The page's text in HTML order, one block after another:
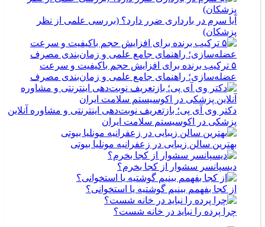
آیا سرم در بارداری ضرر دارد؟ (بررسی علمی از نظر
پزشکان)
۵ ترکیب برنده برای افزایش حجم باکیفیت و سرعت
عضله‌سازی؛ راهنمای جامع علمی و زمان‌بندی مصرف
دکتر وی آی پی؛ بازتعریف نوبت‌دهی اینترنتی و مشاوره آنلاین
پزشکی در اکوسیستم سلامت ایران
بهترین سالن زیبایی در زعفرانیه مونلیا بیوتی
دیسپانسر سشوار از کجا بخرم؟
از کجا بفهمم بینیم گوشتیه یا استخوانی؟
چرا پرده را نباید در خانه شست؟